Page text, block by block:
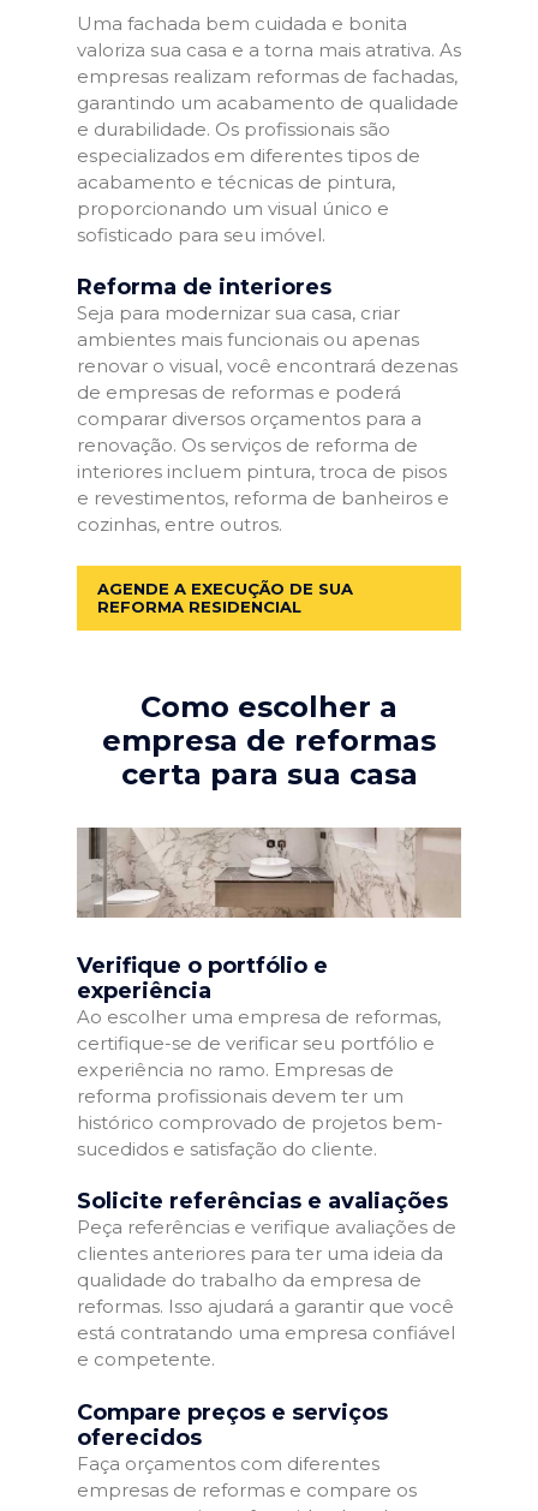
Uma fachada bem cuidada e bonita
valoriza sua casa e a torna mais atrativa. As
empresas realizam reformas de fachadas,
garantindo um acabamento de qualidade
e durabilidade. Os profissionais são
especializados em diferentes tipos de
acabamento e técnicas de pintura,
proporcionando um visual único e
sofisticado para seu imóvel.
Reforma de interiores
Seja para modernizar sua casa, criar
ambientes mais funcionais ou apenas
renovar o visual, você encontrará dezenas
de empresas de reformas e poderá
comparar diversos orçamentos para a
renovação. Os serviços de reforma de
interiores incluem pintura, troca de pisos
e revestimentos, reforma de banheiros e
cozinhas, entre outros.
AGENDE A EXECUÇÃO DE SUA
REFORMA RESIDENCIAL
Como escolher a
empresa de reformas
certa para sua casa
Verifique o portfólio e
experiência
Ao escolher uma empresa de reformas,
certifique-se de verificar seu portfólio e
experiência no ramo. Empresas de
reforma profissionais devem ter um
histórico comprovado de projetos bem-
sucedidos e satisfação do cliente.
Solicite referências e avaliações
Peça referências e verifique avaliações de
clientes anteriores para ter uma ideia da
qualidade do trabalho da empresa de
reformas. Isso ajudará a garantir que você
está contratando uma empresa confiável
e competente.
Compare preços e serviços
oferecidos
Faça orçamentos com diferentes
empresas de reformas e compare os